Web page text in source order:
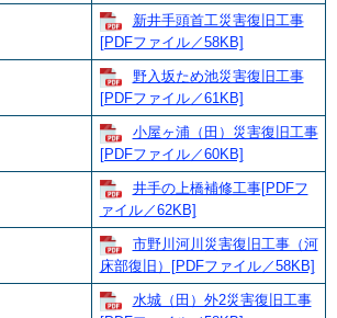
新井手頭首工災害復旧工事
[PDFファイル／58KB]
野入坂ため池災害復旧工事
[PDFファイル／61KB]
小屋ヶ浦（田）災害復旧工事
[PDFファイル／60KB]
井手の上橋補修工事[PDFフ
ァイル／62KB]
市野川河川災害復旧工事（河
床部復旧）[PDFファイル／58KB]
水城（田）外2災害復旧工事